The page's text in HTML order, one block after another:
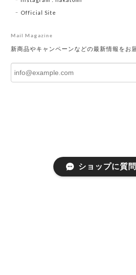
Official Site
Mail Magazine
新商品やキャンペーンなどの最新情報をお
ショップに質